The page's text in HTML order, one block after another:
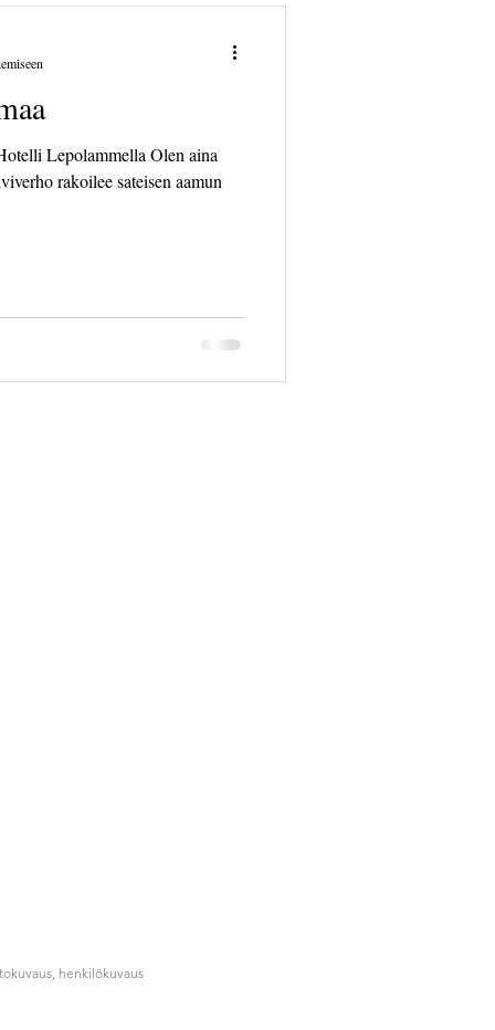
Olen aina
rakoilee sateisen aamun
henkilökuvaus